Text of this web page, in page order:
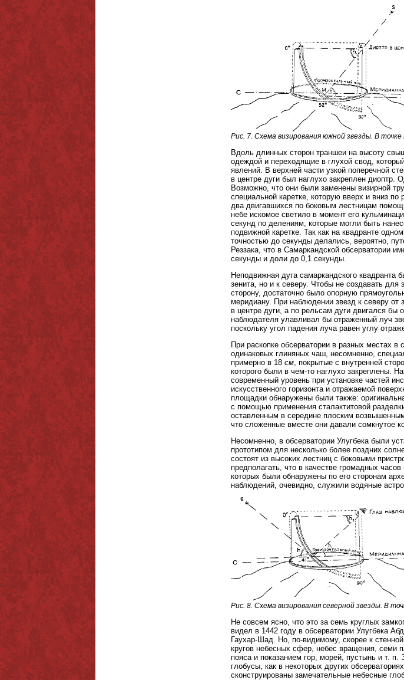
Рис. 7. Схема визирования южной звезды. В
Вдоль длинных сторон траншеи на высоту
одеждой и переходящие в глухой свод,
явлений. В верхней части узкой поперечной
в центре дуги был наглухо закреплен диоптр.
Возможно, что они были заменены визирной
специальной каретке, которую вверх и вниз
два двигавшихся по боковым лестницам
небе искомое светило в момент его
секунд по делениям, которые могли быть
подвижной каретке. Так как на квадранте
точностью до секунды делались, вероятно,
Реззака, что в Самаркандской обсерватории
секунды и доли до 0,1 секунды.
Неподвижная дуга самаркандского квадранта
зенита, но и к северу. Чтобы не создавать для
сторону, достаточно было опорную
меридиану. При наблюдении звезд к северу
в центре дуги, а по рельсам дуги двигался бы
наблюдателя улавливал бы отраженный луч
поскольку угол падения луча равен углу
При раскопке обсерватории в разных местах
одинаковых глиняных чаш, несомненно,
примерно в 18 см , покрытые с внутренней
которого были в чем-то наглухо закреплены.
современный уровень при установке частей
искусственного горизонта и отражаемой
площадки обнаружены были также:
с помощью применения сталактитовой
оставленным в середине плоским
что сложенные вместе они давали сомкнутое
Несомненно, в обсерватории Улугбека были
прототипом для несколько более поздних
состоят из высоких лестниц с боковыми
предполагать, что в качестве громадных
которых были обнаружены по его сторонам
наблюдений, очевидно, служили водяные
Рис. 8. Схема визирования северной звезды. В
Не совсем ясно, что это за семь круглых
видел в 1442 году в обсерватории Улугбека
Гаухар-Шад. Но, по-видимому, скорее к
кругов небесных сфер, небес вращения, семи
пояса и показанием гор, морей, пустынь и т.
глобусы, как в некоторых других
сконструированы замечательные небесные